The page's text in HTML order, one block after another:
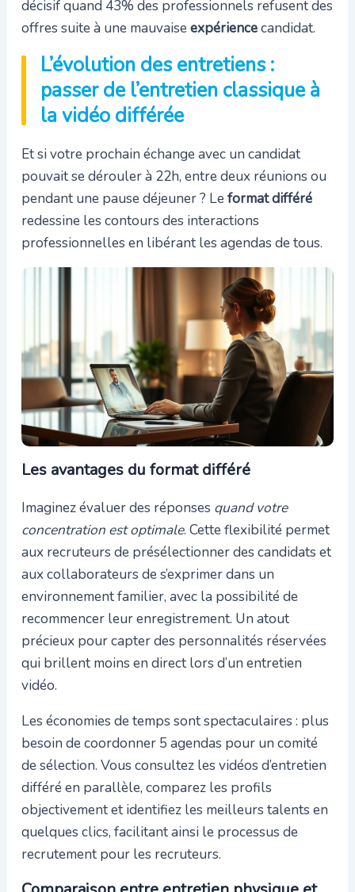
décisif quand 43% des professionnels refusent des
offres suite à une mauvaiseexpériencecandidat.
L’évolution des entretiens :
passer de l’entretien classique à
la vidéo différée
Et si votre prochain échange avec un candidat
pouvait se dérouler à 22h, entre deux réunions ou
pendant une pause déjeuner ? Leformat différé
redessine les contours des interactions
professionnelles en libérant les agendas de tous.
Les avantages du format différé
Imaginez évaluer des réponses quand votre
concentration est optimale. Cette flexibilité permet
aux recruteurs de présélectionner des candidats et
aux collaborateurs de s’exprimer dans un
environnement familier, avec la possibilité de
recommencer leur enregistrement. Un atout
précieux pour capter des personnalités réservées
qui brillent moins en direct lors d’un entretien
vidéo.
Les économies de temps sont spectaculaires : plus
besoin de coordonner 5 agendas pour un comité
de sélection. Vous consultez les vidéos d’entretien
différé en parallèle, comparez les profils
objectivement et identifiez les meilleurs talents en
quelques clics, facilitant ainsi le processus de
recrutement pour les recruteurs.